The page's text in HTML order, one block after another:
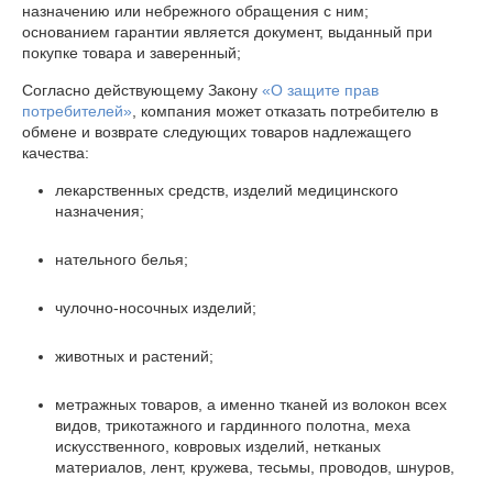
назначению или небрежного обращения с ним;
основанием гарантии является документ, выданный при
покупке товара и заверенный;
Согласно действующему Закону «О защите прав
потребителей» , компания может отказать потребителю в
обмене и возврате следующих товаров надлежащего
качества:
лекарственных средств, изделий медицинского
назначения;
нательного белья;
чулочно-носочных изделий;
животных и растений;
метражных товаров, а именно тканей из волокон всех
видов, трикотажного и гардинного полотна, меха
искусственного, ковровых изделий, нетканых
материалов, лент, кружева, тесьмы, проводов, шнуров,